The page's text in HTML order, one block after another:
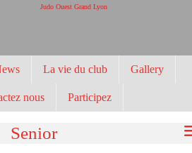
Judo Ouest Grand Lyon
La vie du club Gallery
nous Participez
Senior